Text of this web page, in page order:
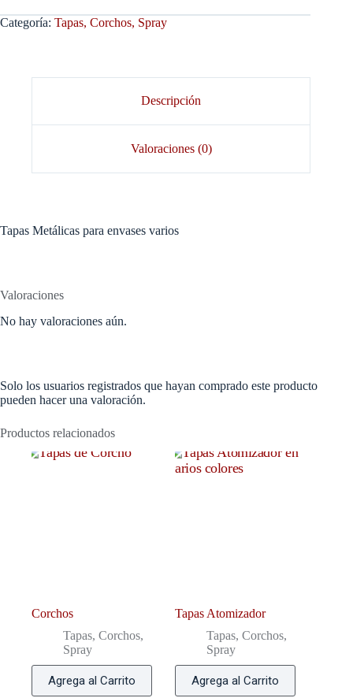
Categoría: Tapas, Corchos, Spray
Descripción
Valoraciones (0)
Tapas Metálicas para envases varios
Valoraciones
No hay valoraciones aún.
Solo los usuarios registrados que hayan comprado este producto
pueden hacer una valoración.
Productos relacionados
Corchos
Tapas, Corchos,
Spray
Agrega al Carrito
Tapas Atomizador
Tapas, Corchos,
Spray
Agrega al Carrito